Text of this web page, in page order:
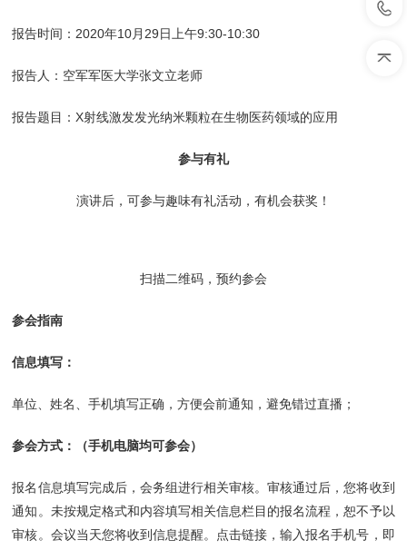
报告时间：2020年10月29日上午9:30-10:30
报告人：空军军医大学张文立老师
报告题目：X射线激发发光纳米颗粒在生物医药领域的应用
参与有礼
演讲后，可参与趣味有礼活动，有机会获奖！
扫描二维码，预约参会
参会指南
信息填写：
单位、姓名、手机填写正确，方便会前通知，避免错过直播；
参会方式：（手机电脑均可参会）
报名信息填写完成后，会务组进行相关审核。审核通过后，您将收到
通知。未按规定格式和内容填写相关信息栏目的报名流程，恕不予以
审核。会议当天您将收到信息提醒。点击链接，输入报名手机号，即